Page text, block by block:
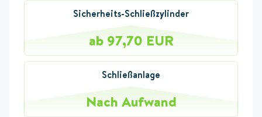
Sicherheits-Schließzylinder
ab 97,70 EUR
Schließanlage
Nach Aufwand